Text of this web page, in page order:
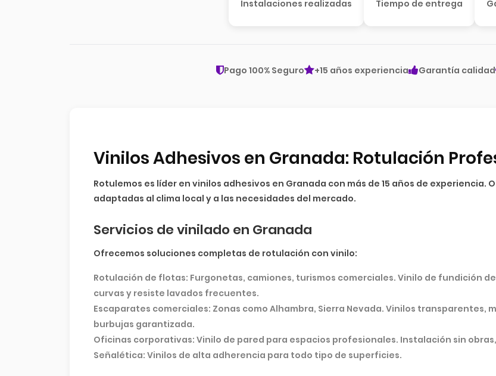
Instalaciones realizadas Tiempo de entrega
Pago 100% Seguro +15 años experiencia Garantía calidad
Vinilos Adhesivos en Granada: Rotulación
Rotulemos es líder en vinilos adhesivos en Granada con más de 15 años de
adaptadas al clima local y a las necesidades del mercado.
Servicios de vinilado en Granada
Ofrecemos soluciones completas de rotulación con vinilo:
Rotulación de flotas: Furgonetas, camiones, turismos comerciales. Vinilo de fundición
curvas y resiste lavados frecuentes.
Escaparates comerciales: Zonas como Alhambra, Sierra Nevada. Vinilos transparentes,
burbujas garantizada.
Oficinas corporativas: Vinilo de pared para espacios profesionales. Instalación sin
Señalética: Vinilos de alta adherencia para todo tipo de superficies.